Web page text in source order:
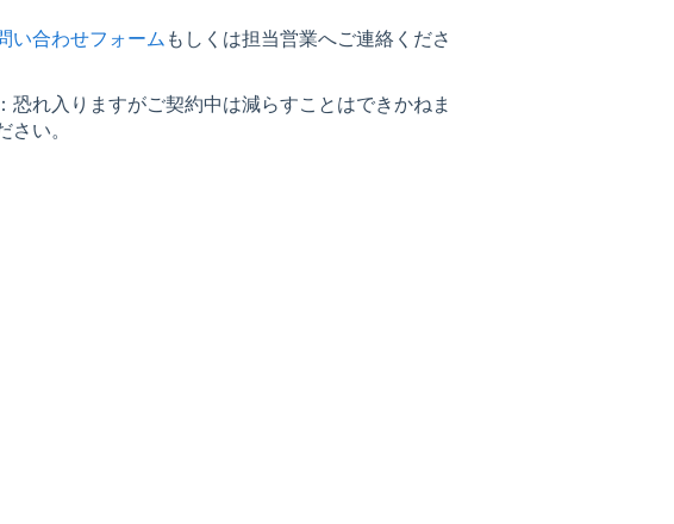
い合わせフォームもしくは担当営業へご連絡くださ
れ入りますがご契約中は減らすことはできかねま
い。